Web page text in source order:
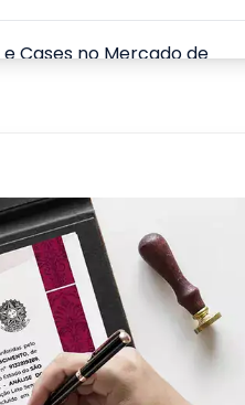
Cases no Mercado de